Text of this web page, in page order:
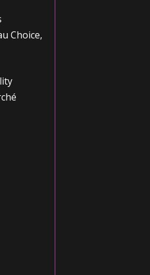
Choice,